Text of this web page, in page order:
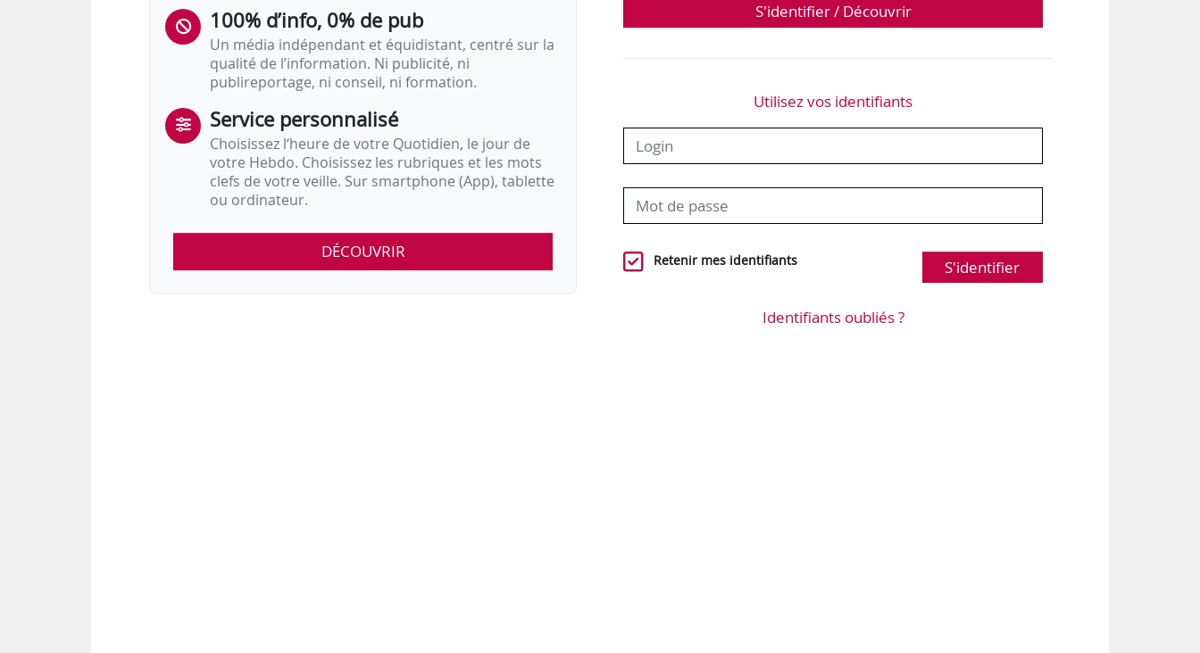
100% d’info, 0% de pub
Un média indépendant et équidistant, centré sur la
qualité de l’information. Ni publicité, ni
publireportage, ni conseil, ni formation.
Service personnalisé
Choisissez l‘heure de votre Quotidien, le jour de
votre Hebdo. Choisissez les rubriques et les mots
clefs de votre veille. Sur smartphone (App), tablette
ou ordinateur.
DÉCOUVRIR
S'identifier / Découvrir
Utilisez vos identifiants
Retenir mes identifiants S'identifier
Identifiants oubliés ?